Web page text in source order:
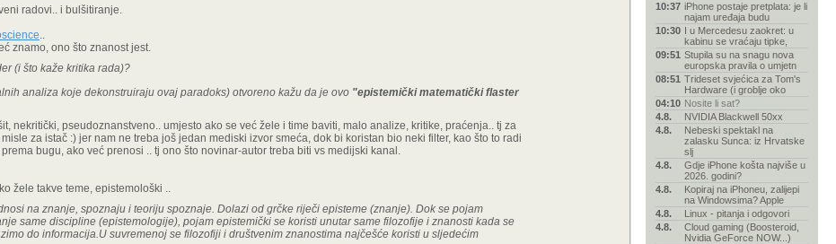
radovi.. i bulšitiranje.
..
znamo, ono što znanost jest.
(i što kaže kritika rada)?
analiza koje dekonstruiraju ovaj paradoks) otvoreno kažu da je ovo "epistemički matematički flaster
nekritički, pseudoznanstveno.. umjesto ako se već žele i time baviti, malo analize, kritike, praćenja.. tj za
za istač :) jer nam ne treba još jedan mediski izvor smeća, dok bi koristan bio neki filter, kao što to radi
bugu, ako već prenosi .. tj ono što novinar-autor treba biti vs medijski kanal.
žele takve teme, epistemološki ..
na znanje, spoznaju i teoriju spoznaje. Dolazi od grčke riječi episteme (znanje). Dok se pojam
same discipline (epistemologije), pojam epistemički se koristi unutar same filozofije i znanosti kada se
do informacija.U suvremenoj se filozofiji i društvenim znanostima najčešće koristi u sljedećim
10:37 iPhone postaje pretplata: je li
najam uređaja budu
10:30 I u Mercedesu zaokret: u
kabinu se vraćaju tipke,
09:51 Stupila su na snagu nova
europska pravila o umjetn
08:51 Trideset svjećica za Tom's
Hardware (i groblje oko
04:10 Nosite li sat?
4.8.
NVIDIA Blackwell 50xx
4.8.
Nebeski spektakl na
zalasku Sunca: iz Hrvatske
slj
4.8.
Gdje iPhone košta najviše u
2026. godini?
4.8.
Kopiraj na iPhoneu, zalijepi
na Windowsima? Apple
4.8.
Linux - pitanja i odgovori
4.8.
Cloud gaming (Boosteroid,
Nvidia GeForce NOW...)